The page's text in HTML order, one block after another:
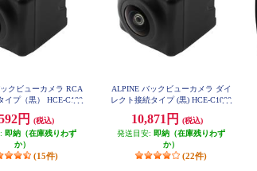
クビューカメラ RCA
イプ（黒） HCE-C100
円
(税込)
即納（在庫残りわず
か）
(15件)
ALPINE バックビューカメラ ダイ
レクト接続タイプ (黒) HCE-C1000
10,871円
(税込)
発送目安: 即納（在庫残りわず
か）
(22件)